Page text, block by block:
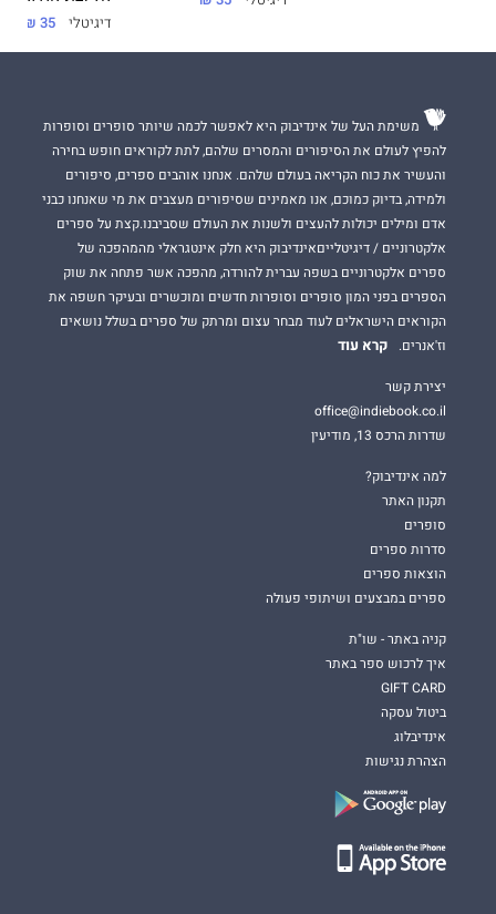
דיגיטלי 35 ₪
משימת העל של אינדיבוק היא לאפשר לכמה שיותר סופרים וסופרות
להפיץ לעולם את הסיפורים והמסרים שלהם, לתת לקוראים חופש בחירה
והעשיר את כוח הקריאה בעולם שלהם. אנחנו אוהבים ספרים, סיפורים
ולמידה, בדיוק כמוכם, אנו מאמינים שסיפורים מעצבים את מי שאנחנו כבני
אדם ומילים יכולות להעצים ולשנות את העולם שסביבנו.קצת על ספרים
אלקטרוניים / דיגיטלייםאינדיבוק היא חלק אינטגראלי מהמהפכה של
ספרים אלקטרוניים בשפה עברית להורדה, מהפכה אשר פתחה את שוק
הספרים בפני המון סופרים וסופרות חדשים ומוכשרים ובעיקר חשפה את
הקוראים הישראלים לעוד מבחר עצום ומרתק של ספרים בשלל נושאים
וז'אנרים.
קרא עוד
יצירת קשר
office@indiebook.co.il
שדרות הרכס 13, מודיעין
למה אינדיבוק?
תקנון האתר
סופרים
סדרות ספרים
הוצאות ספרים
ספרים במבצעים ושיתופי פעולה
קניה באתר - שו"ת
איך לרכוש ספר באתר
GIFT CARD
ביטול עסקה
אינדיבלוג
הצהרת נגישות